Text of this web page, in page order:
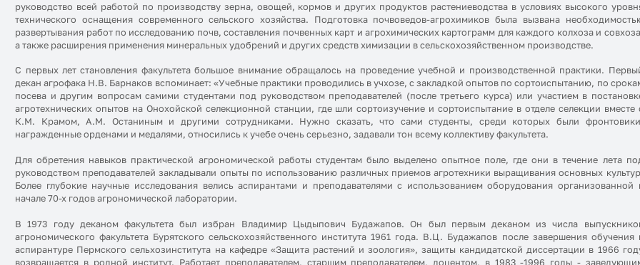
руководство всей работой по производству зерна, овощей, кормов и других продуктов растениеводства в условиях высокого
технического оснащения современного сельского хозяйства. Подготовка почвоведов-агрохимиков была вызвана
развертывания работ по исследованию почв, составления почвенных карт и агрохимических картограмм для каждого колхоза и
а также расширения применения минеральных удобрений и других средств химизации в сельскохозяйственном производстве.
С первых лет становления факультета большое внимание обращалось на проведение учебной и производственной практики.
декан агрофака Н.В. Барнаков вспоминает: «Учебные практики проводились в учхозе, с закладкой опытов по сортоиспытанию, по
посева и другим вопросам самими студентами под руководством преподавателей (после третьего курса) или участием в
агротехнических опытов на Онохойской селекционной станции, где шли сортоизучение и сортоиспытание в отделе селекции вместе
К.М. Крамом, A.M. Останиным и другими сотрудниками. Нужно сказать, что сами студенты, среди которых были
награжденные орденами и медалями, относились к учебе очень серьезно, задавали тон всему коллективу факультета.
Для обретения навыков практической агрономической работы студентам было выделено опытное поле, где они в течение лета
руководством преподавателей закладывали опыты по использованию различных приемов агротехники выращивания основных
Более глубокие научные исследования велись аспирантами и преподавателями с использованием оборудования организованной
начале 70-х годов агрономической лаборатории.
В 1973 году деканом факультета был избран Владимир Цыдыпович Будажапов. Он был первым деканом из числа
агрономического факультета Бурятского сельскохозяйственного института 1961 года. В.Ц. Будажапов после завершения обучения
аспирантуре Пермского сельхозинститута на кафедре «Защита растений и зоология», защиты кандидатской диссертации в 1966
возвращается в родной институт. Работает преподавателем, старшим преподавателем, доцентом, в 1983 -1996 годы -